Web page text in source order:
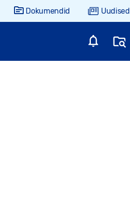
Dokumendid Uudised